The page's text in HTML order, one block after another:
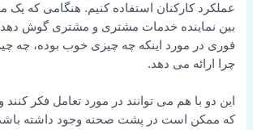
عملکرد کارکنان استفاده کنیم. هنگامی که یک
بین نماینده خدمات مشتری و مشتری گوش دهد،
فوری در مورد اینکه چه چیزی خوب بوده، چه
چرا ارائه می دهد.
این دو با هم می توانند در مورد تعامل فکر کنند
که ممکن است در پشت صحنه وجود داشته